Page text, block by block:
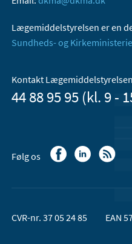
Lægemiddelstyrelsen er en
Sundheds- og
Kontakt Lægemiddelstyrelsen
44 88 95 95 (kl. 9 -
Følg os
CVR-nr. 37 05 24 85 EAN